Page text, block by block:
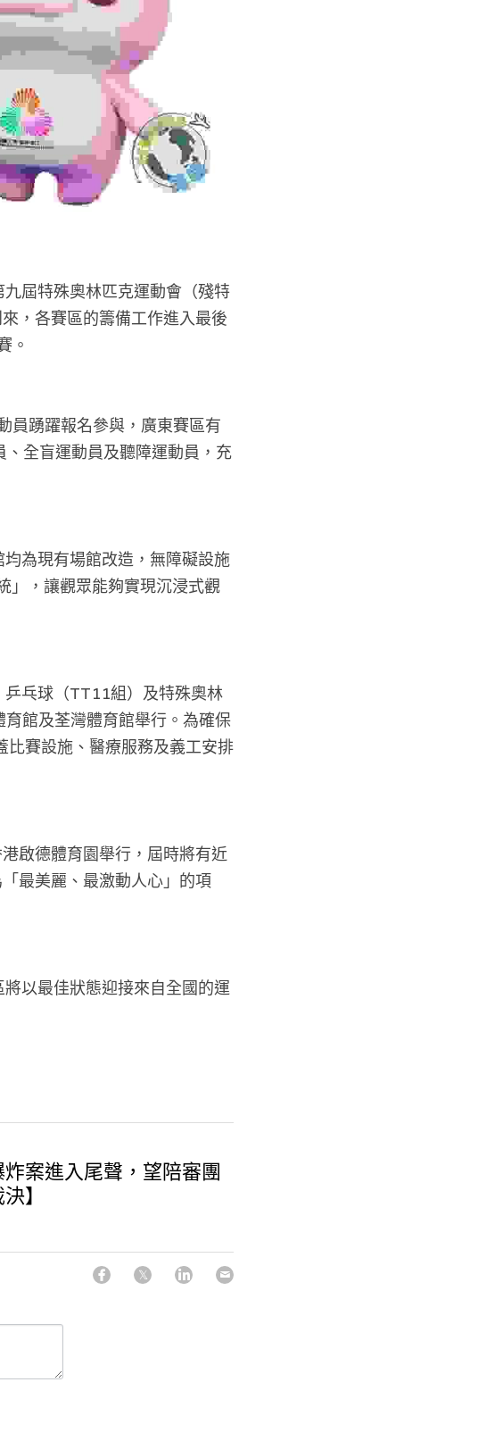
屆特殊奧林匹克運動會（殘特
，各賽區的籌備工作進入最後
。
員踴躍報名參與，廣東賽區有
全盲運動員及聽障運動員，充
為現有場館改造，無障礙設施
」，讓觀眾能夠實現沉浸式觀
乓球（TT11組）及特殊奧林
館及荃灣體育館舉行。為確保
比賽設施、醫療服務及義工安排
啟德體育園舉行，屆時將有近
最美麗、最激動人心」的項
以最佳狀態迎接來自全國的運
炸案進入尾聲，望陪審團
】